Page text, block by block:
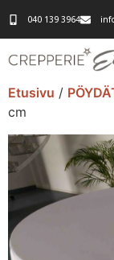
040 139 3964
Etusivu /
cm